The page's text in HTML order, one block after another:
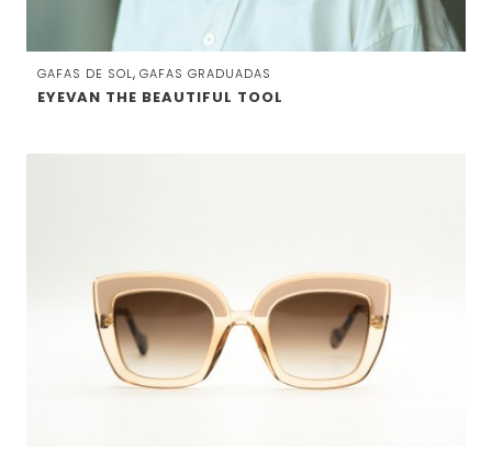
GAFAS DE SOL, GAFAS GRADUADAS
EYEVAN THE BEAUTIFUL TOOL